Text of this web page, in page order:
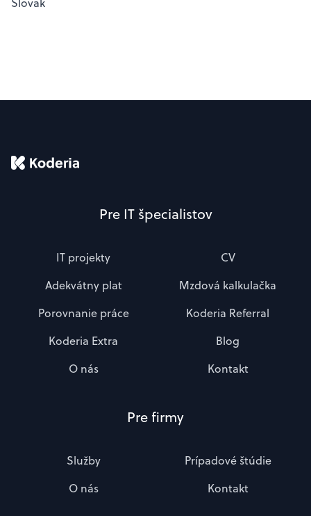
Pre IT špecialistov
IT projekty
CV
Adekvátny plat
Mzdová kalkulačka
Porovnanie práce
Koderia Referral
Koderia Extra
Blog
O nás
Kontakt
Pre firmy
Služby
Prípadové štúdie
O nás
Kontakt